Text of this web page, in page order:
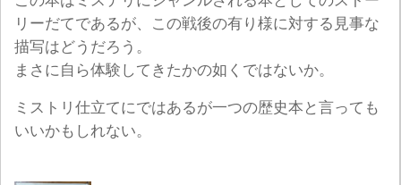
リーだてであるが、この戦後の有り様に対する見事な
描写はどうだろう。
まさに自ら体験してきたかの如くではないか。
ミストリ仕立てにではあるが一つの歴史本と言っても
いいかもしれない。